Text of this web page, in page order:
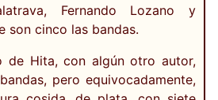
Fernando Lozano y
son cinco las bandas.
de Hita, con algún otro autor,
pero equivocadamente,